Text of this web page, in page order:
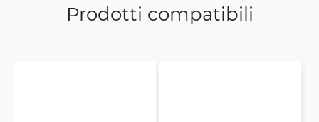
Prodotti compatibili